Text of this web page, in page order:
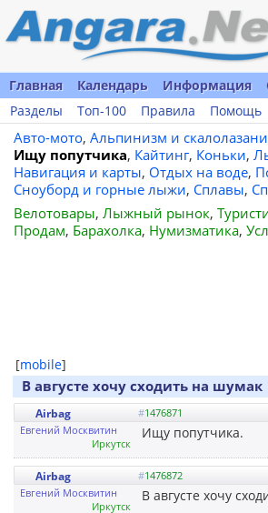
Главная Календарь Информация
Разделы
Топ-100 Правила Помощь
Авто-мото, Альпинизм и
Ищу попутчика, Кайтинг, Коньки,
Навигация и карты, Отдых на воде,
Сноуборд и горные лыжи, Сплавы,
Велотовары, Лыжный рынок,
Продам, Барахолка, Нумизматика,
[mobile]
В августе хочу сходить на шумак
Airbag #1476871
Евгений Москвитин
Иркутск
Ищу попутчика.
Airbag #1476872
Евгений Москвитин
Иркутск
В августе хочу